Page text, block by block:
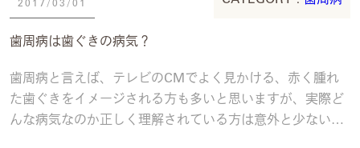
2017/03/01
歯周病は歯ぐきの病気？
歯周病と言えば、テレビのCMでよく見かける、赤く腫れ
た歯ぐきをイメージされる方も多いと思いますが、実際ど
んな病気なのか正しく理解されている方は意外と少ないの